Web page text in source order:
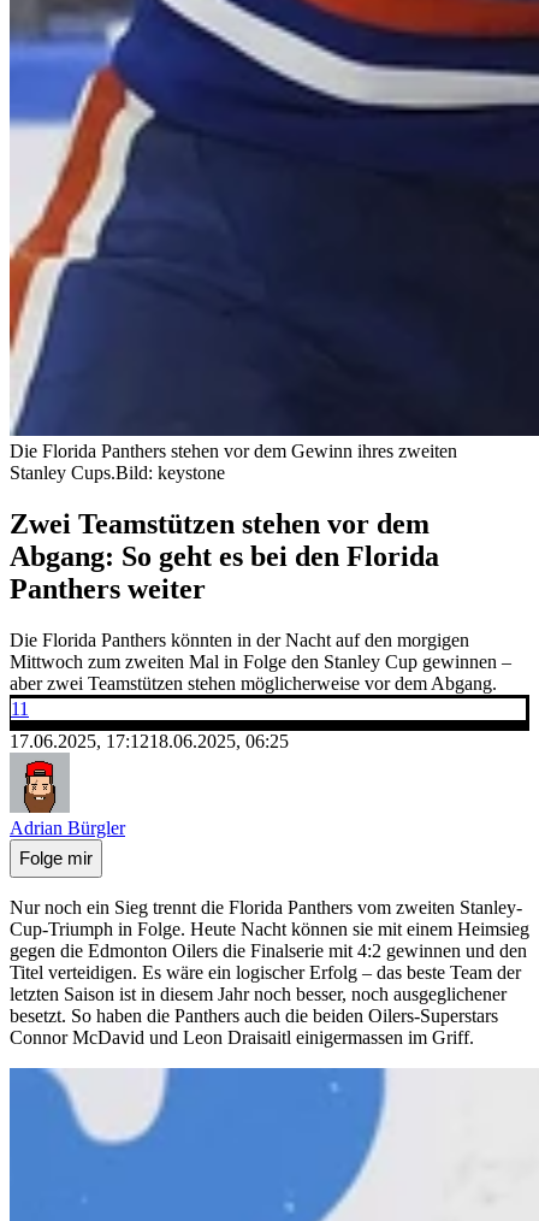
Die Florida Panthers stehen vor dem Gewinn ihres zweiten
Stanley Cups.Bild: keystone
Zwei Teamstützen stehen vor dem
Abgang: So geht es bei den Florida
Panthers weiter
Die Florida Panthers könnten in der Nacht auf den morgigen
Mittwoch zum zweiten Mal in Folge den Stanley Cup gewinnen –
aber zwei Teamstützen stehen möglicherweise vor dem Abgang.
11
17.06.2025, 17:1218.06.2025, 06:25
Adrian Bürgler
Folge mir
Nur noch ein Sieg trennt die Florida Panthers vom zweiten Stanley-
Cup-Triumph in Folge. Heute Nacht können sie mit einem Heimsieg
gegen die Edmonton Oilers die Finalserie mit 4:2 gewinnen und den
Titel verteidigen. Es wäre ein logischer Erfolg – das beste Team der
letzten Saison ist in diesem Jahr noch besser, noch ausgeglichener
besetzt. So haben die Panthers auch die beiden Oilers-Superstars
Connor McDavid und Leon Draisaitl einigermassen im Griff.